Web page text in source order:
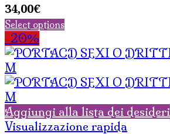
34,00€
Select options
-20%
Aggiungi alla lista dei desideri
Visualizzazione rapida